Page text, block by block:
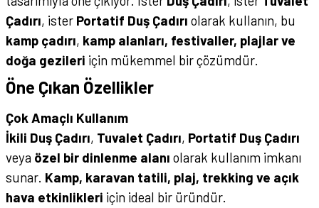
Çadırı, ister Portatif Duş Çadırı olarak kullanın, bu
kamp çadırı, kamp alanları, festivaller, plajlar ve
doğa gezileri için mükemmel bir çözümdür.
Öne Çıkan Özellikler
Çok Amaçlı Kullanım
İkili Duş Çadırı, Tuvalet Çadırı, Portatif Duş Çadırı
veya özel bir dinlenme alanı olarak kullanım imkanı
sunar. Kamp, karavan tatili, plaj, trekking ve açık
hava etkinlikleri için ideal bir üründür.